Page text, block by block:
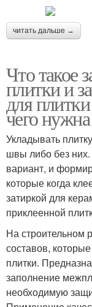
читать дальше →
Что такое
плитки и
для
чего нужна
Укладывать
швы либо без
вариант, и
которые когда
затиркой для
приклеенной
На строительном
составов,
плитки.
заполнение
необходимую